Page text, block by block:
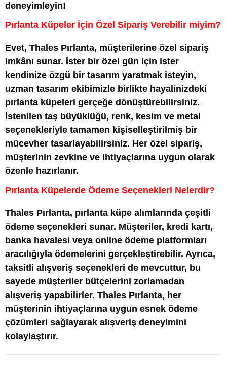
deneyimleyin!
Pırlanta Küpeler İçin Özel Sipariş Verebilir miyim?
Evet, Thales Pırlanta, müşterilerine özel sipariş
imkânı sunar. İster bir özel gün için ister
kendinize özgü bir tasarım yaratmak isteyin,
uzman tasarım ekibimizle birlikte hayalinizdeki
pırlanta küpeleri gerçeğe dönüştürebilirsiniz.
İstenilen taş büyüklüğü, renk, kesim ve metal
seçenekleriyle tamamen kişiselleştirilmiş bir
mücevher tasarlayabilirsiniz. Her özel sipariş,
müşterinin zevkine ve ihtiyaçlarına uygun olarak
özenle hazırlanır.
Pırlanta Küpelerde Ödeme Seçenekleri Nelerdir?
Thales Pırlanta, pırlanta küpe alımlarında çeşitli
ödeme seçenekleri sunar. Müşteriler, kredi kartı,
banka havalesi veya online ödeme platformları
aracılığıyla ödemelerini gerçekleştirebilir. Ayrıca,
taksitli alışveriş seçenekleri de mevcuttur, bu
sayede müşteriler bütçelerini zorlamadan
alışveriş yapabilirler. Thales Pırlanta, her
müşterinin ihtiyaçlarına uygun esnek ödeme
çözümleri sağlayarak alışveriş deneyimini
kolaylaştırır.